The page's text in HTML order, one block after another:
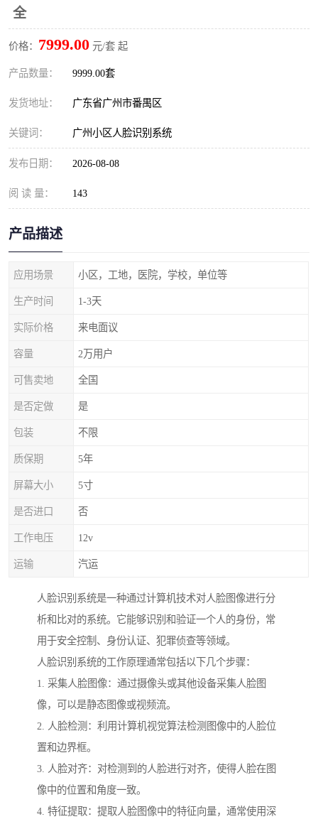
全
价格： 7999.00 元/套 起
产品数量： 9999.00套
发货地址： 广东省广州市番禺区
关键词： 广州小区人脸识别系统
发布日期： 2026-08-08
阅 读 量： 143
产品描述
应用场景 小区，工地，医院，学校，单位等
生产时间 1-3天
实际价格 来电面议
容量 2万用户
可售卖地 全国
是否定做 是
包装 不限
质保期 5年
屏幕大小 5寸
是否进口 否
工作电压 12v
运输 汽运
人脸识别系统是一种通过计算机技术对人脸图像进行分
析和比对的系统。它能够识别和验证一个人的身份，常
用于安全控制、身份认证、犯罪侦查等领域。
人脸识别系统的工作原理通常包括以下几个步骤：
1. 采集人脸图像：通过摄像头或其他设备采集人脸图
像，可以是静态图像或视频流。
2. 人脸检测：利用计算机视觉算法检测图像中的人脸位
置和边界框。
3. 人脸对齐：对检测到的人脸进行对齐，使得人脸在图
像中的位置和角度一致。
4. 特征提取：提取人脸图像中的特征向量，通常使用深